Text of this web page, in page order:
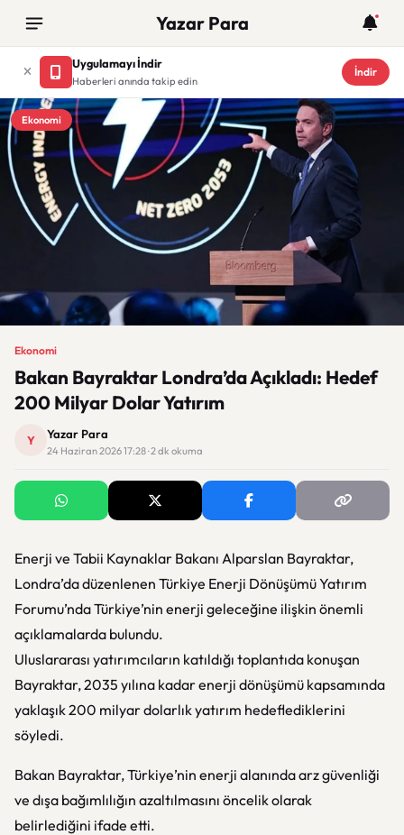
Yazar Para
Uygulamayı İndir
Haberleri anında takip edin
İndir
Ekonomi
Ekonomi
Bakan Bayraktar Londra’da Açıkladı: Hedef
200 Milyar Dolar Yatırım
Y Yazar Para
24 Haziran 2026 17:28 · 2 dk okuma
Enerji ve Tabii Kaynaklar Bakanı Alparslan Bayraktar,
Londra’da düzenlenen Türkiye Enerji Dönüşümü Yatırım
Forumu’nda Türkiye’nin enerji geleceğine ilişkin önemli
açıklamalarda bulundu.
Uluslararası yatırımcıların katıldığı toplantıda konuşan
Bayraktar, 2035 yılına kadar enerji dönüşümü kapsamında
yaklaşık 200 milyar dolarlık yatırım hedeflediklerini
söyledi.
Bakan Bayraktar, Türkiye’nin enerji alanında arz güvenliği
ve dışa bağımlılığın azaltılmasını öncelik olarak
belirlediğini ifade etti.